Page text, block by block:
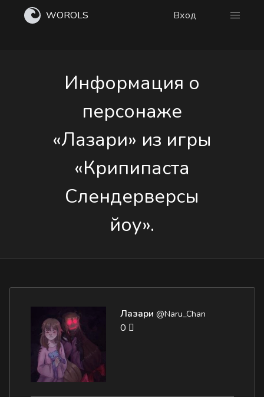
WOROLS Вход
Информация о
персонаже
«Лазари» из игры
«Крипипаста
Слендерверсы
йоу».
Лазари @Naru_Chan
0